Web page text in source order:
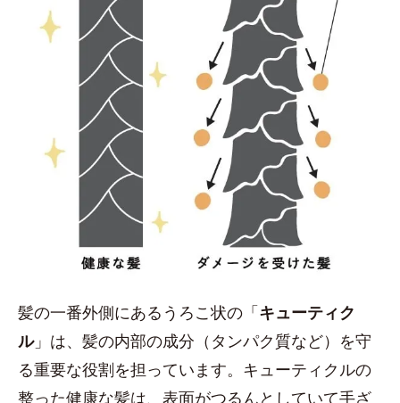
髪の一番外側にあるうろこ状の「キューティク
ル」は、髪の内部の成分（タンパク質など）を守
る重要な役割を担っています。キューティクルの
整った健康な髪は、表面がつるんとしていて手ざ